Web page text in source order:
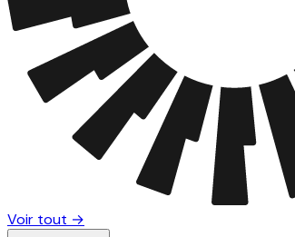
Voir tout →